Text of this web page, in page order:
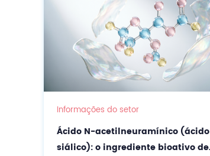
Informações do setor
Ácido N-acetilneuramínico (ácido
siálico): o ingrediente bioativo de